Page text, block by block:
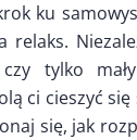
ku
relaks.
tylko
ci cieszyć
się, jak